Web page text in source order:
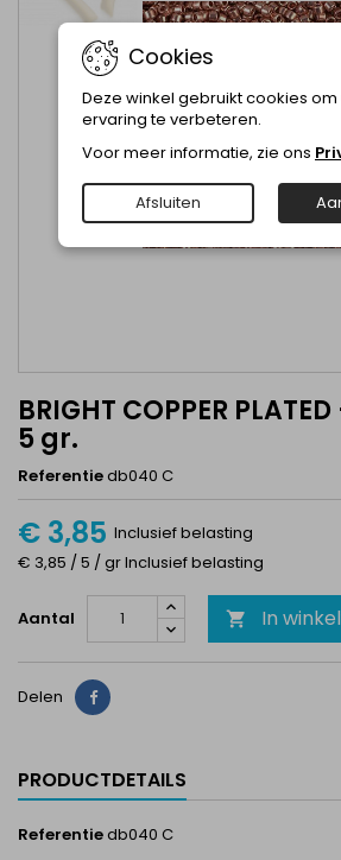
BRIGHT COPPER
5 gr.
Referentiedb040 C
€ 3,85 Inclusief belasting
€ 3,85 / 5 / gr Inclusief belasting
Aantal  In
Delen Delen
PRODUCTDETAILS
Referentiedb040 C
Cookies
Deze winkel gebruikt cookies
ervaring te verbeteren.
Voor meer informatie, zie ons
Afsluiten